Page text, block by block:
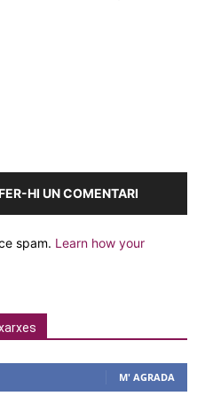
HI UN COMENTARI
spam. Learn how your
M' AGRADA